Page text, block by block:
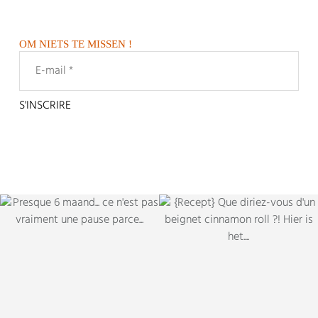
OM NIETS TE MISSEN !